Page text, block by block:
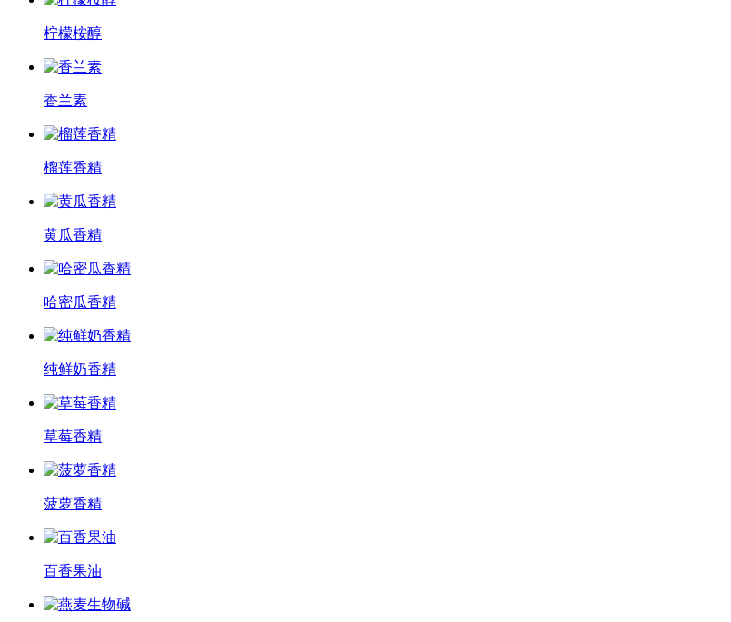
柠檬桉醇
香兰素
榴莲香精
黄瓜香精
哈密瓜香精
纯鲜奶香精
草莓香精
菠萝香精
百香果油